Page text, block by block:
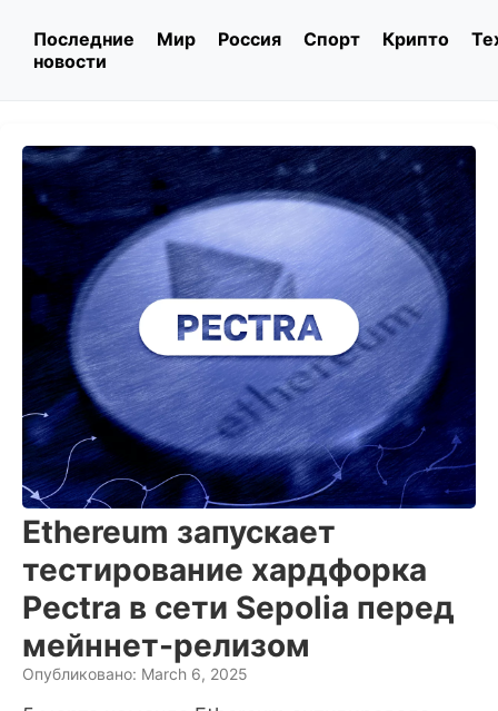
Последние
новости
Мир Россия Спорт Крипто
Ethereum запускает
тестирование хардфорка
Pectra в сети Sepolia перед
мейннет-релизом
Опубликовано: March 6, 2025